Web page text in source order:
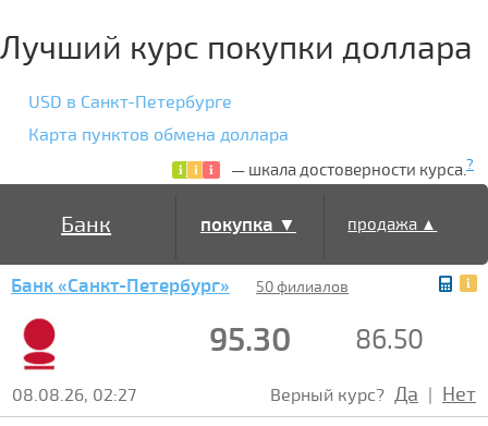
Лучший курс покупки доллара
USD в Санкт-Петербурге
Карта пунктов обмена доллара
— шкала достоверности курса.?
Банк покупка ▼ продажа ▲
Банк «Санкт-Петербург» 50 филиалов
95.30 86.50
08.08.26, 02:27 Верный курс? Да | Нет